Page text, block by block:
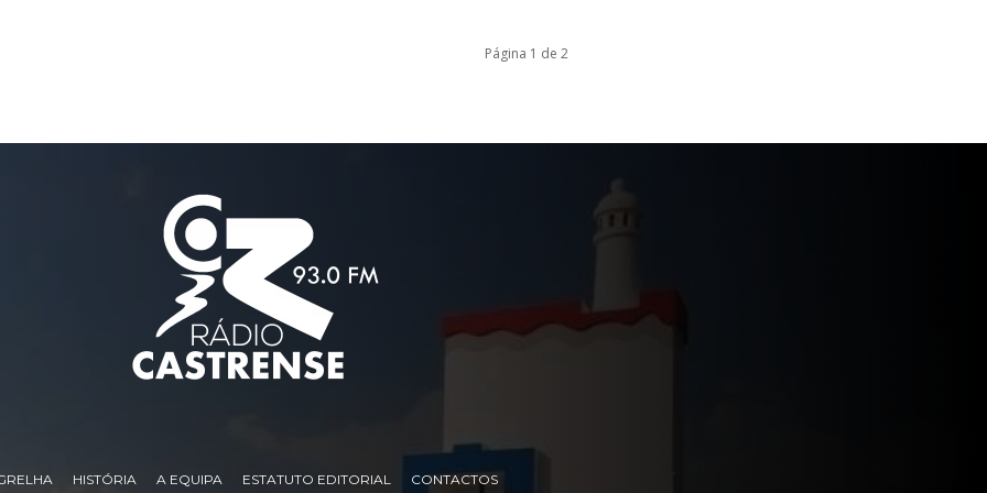
Página 1 de 2
HISTÓRIA A EQUIPA ESTATUTO EDITORIAL CONTACTOS